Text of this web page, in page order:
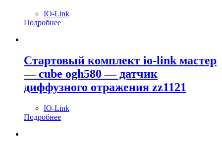
IO-Link
Подробнее
Стартовый комплект io-link мастер
— cube ogh580 — датчик
диффузного отражения zz1121
IO-Link
Подробнее